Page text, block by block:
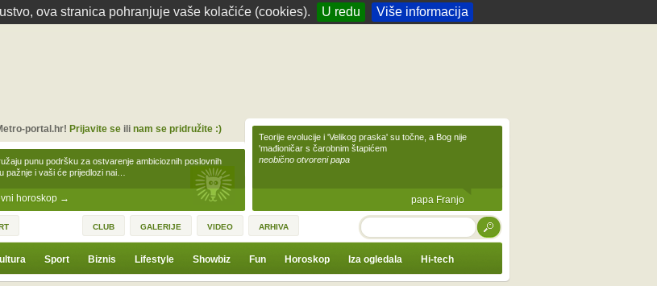
ova stranica pohranjuje vaše kolačiće (cookies). U redu Više informacija
horoskop →
punu podršku za ostvarenje ambicioznih poslovnih
pažnje i vaši će prijedlozi nai…
portal.hr! Prijavite seili nam se pridružite :)
Teorije evolucije i 'Velikog praska' su točne, a Bog nije
'mađioničar s čarobnim štapićem
neobično otvoreni papa
papa Franjo
CLUB GALERIJE VIDEO ARHIVA TRAŽI
Sport Biznis Lifestyle Showbiz Fun Horoskop Iza ogledala Hi-tech